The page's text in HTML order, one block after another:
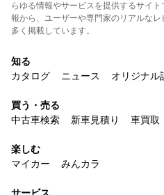
らゆる情報やサービスを提供するサイ
報から、ユーザーや専門家のリアルな
多く掲載しています。
知る
カタログ
ニュース オリジナル
買う・売る
中古車検索
新車見積り 車買取
楽しむ
マイカー
みんカラ